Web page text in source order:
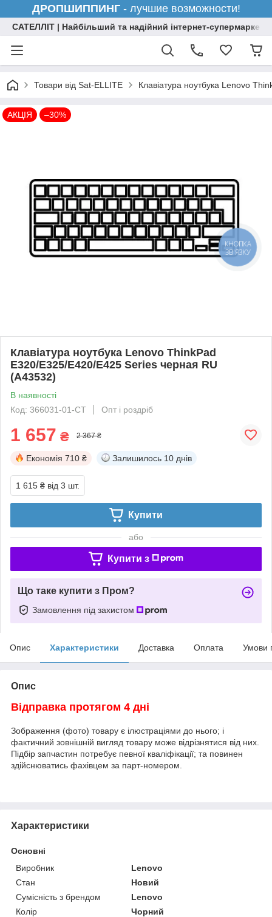
ДРОПШИППИНГ- лучшие возможности!
САТЕЛЛІТ | Найбільший та надійний інтернет-супермаркет
Товари від Sat-ELLITE Клавіатура ноутбука Lenovo
АКЦІЯ –30%
Клавіатура ноутбука Lenovo ThinkPad
E320/E325/E420/E425 Series черная RU
(A43532)
В наявності
Код: 366031-01-СТ
Опт і роздріб
1 657 ₴ 2 367 ₴
Економія 710 ₴ Залишилось 10 днів
1 615 ₴ від 3 шт.
Купити
або
Купити з
Що таке купити з Пром?
Замовлення під захистом
Опис Характеристики Доставка Оплата Умови
Опис
Відправка протягом 4 дні
Зображення (фото) товару є ілюстраціями до нього; і
фактичний зовнішній вигляд товару може відрізнятися від них.
Підбір запчастин потребує певної кваліфікації; та повинен
здійснюватись фахівцем за парт-номером.
Характеристики
Основні
Виробник
Lenovo
Стан
Новий
Сумісність з брендом
Lenovo
Колір
Чорний
КНОПКА
ЗВ'ЯЗКУ